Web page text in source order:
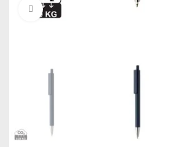
Click to enlarge